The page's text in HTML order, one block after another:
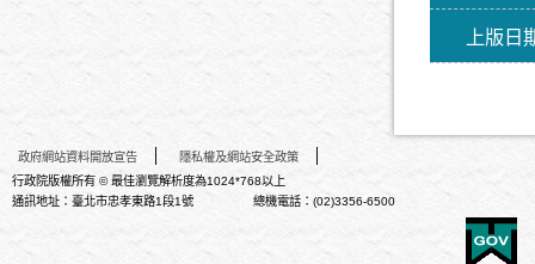
上版日
政府網站資料開放宣告
隱私權及網站安全政策
行政院版權所有 © 最佳瀏覽解析度為1024*768以上
通訊地址：臺北市忠孝東路1段1號 總機電話：(02)3356-6500